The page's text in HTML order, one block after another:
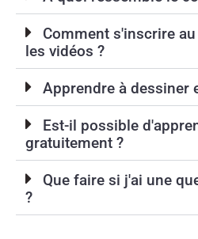
Comment s'inscrire
les vidéos ?
Apprendre à dessiner
Est-il possible
gratuitement ?
Que faire si j'ai une
?